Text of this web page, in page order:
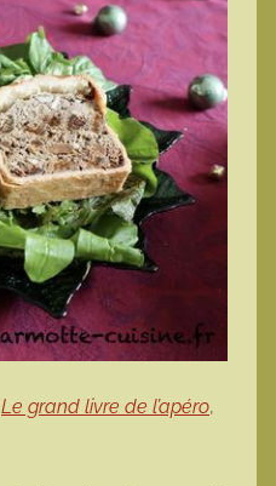
Le grand livre de l’apéro,